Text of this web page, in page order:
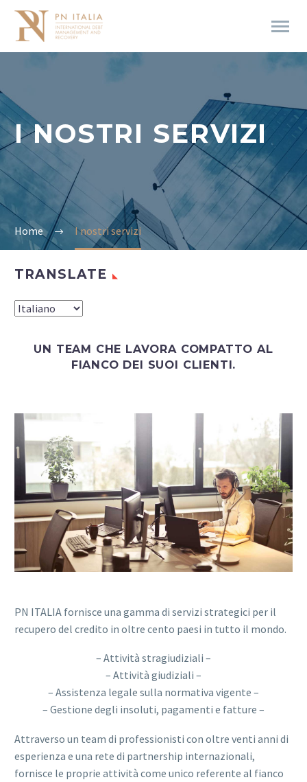
I NOSTRI SERVIZI
Home I nostri servizi
TRANSLATE
UN TEAM CHE LAVORA COMPATTO AL
FIANCO DEI SUOI CLIENTI.
PN ITALIA fornisce una gamma di servizi strategici per il
recupero del credito in oltre cento paesi in tutto il mondo.
– Attività stragiudiziali –
– Attività giudiziali –
– Assistenza legale sulla normativa vigente –
– Gestione degli insoluti, pagamenti e fatture –
Attraverso un team di professionisti con oltre venti anni di
esperienza e una rete di partnership internazionali,
fornisce le proprie attività come unico referente al fianco